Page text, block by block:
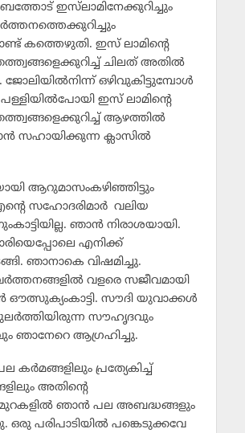
ഇസ്‌ലാമിനേക്കുറിച്ചും
കത്തെഴുതി. ഇസ് ലാമിന്റെ
ചിലത് അതില്‍
ജോലിയില്‍നിന്ന് ഒഴിവുകിട്ടുമ്പോള്‍
ഇസ് ലാമിന്റെ
ആഴത്തില്‍
സഹായിക്കുന്ന ക്ലാസില്‍
ആറുമാസംകഴിഞ്ഞിട്ടും
സഹോദരിമാര്‍ വലിയ
ഞാന്‍ നിരാശയായി.
എനിക്ക്
ഞാനാകെ വിഷമിച്ചു.
വളരെ സജീവമായി
ഔത്സുക്യംകാട്ടി. സൗദി യുവാക്കള്‍
സൗഹൃദവും
ആഗ്രഹിച്ചു.
കര്‍മങ്ങളിലും പ്രത്യേകിച്ച്
അതിന്റെ
ഞാന്‍ പല അബദ്ധങ്ങളും
ഒരു പരിപാടിയില്‍ പങ്കെടുക്കവേ